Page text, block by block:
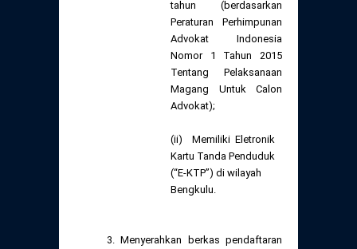
tahun (berdasarkan
Peraturan Perhimpunan
Advokat Indonesia
Nomor 1 Tahun 2015
Tentang Pelaksanaan
Magang Untuk Calon
Advokat);
(ii) Memiliki Eletronik
Kartu Tanda Penduduk
(“E-KTP”) di wilayah
Bengkulu.
3. Menyerahkan berkas pendaftaran